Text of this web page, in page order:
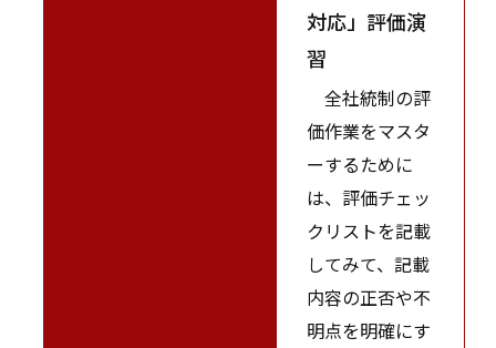
対応」評価演
習
全社統制の評
価作業をマスタ
ーするために
は、評価チェッ
クリストを記載
してみて、記載
内容の正否や不
明点を明確にす